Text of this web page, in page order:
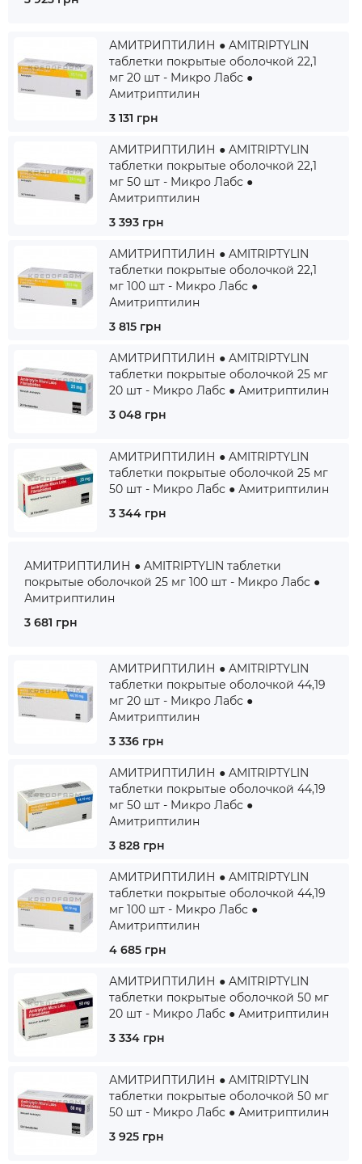
АМИТРИПТИЛИН ● AMITRIPTYLIN
таблетки покрытые оболочкой 22,1
мг 20 шт - Микро Лабс ●
Амитриптилин
3 131 грн
АМИТРИПТИЛИН ● AMITRIPTYLIN
таблетки покрытые оболочкой 22,1
мг 50 шт - Микро Лабс ●
Амитриптилин
3 393 грн
АМИТРИПТИЛИН ● AMITRIPTYLIN
таблетки покрытые оболочкой 22,1
мг 100 шт - Микро Лабс ●
Амитриптилин
3 815 грн
АМИТРИПТИЛИН ● AMITRIPTYLIN
таблетки покрытые оболочкой 25 мг
20 шт - Микро Лабс ● Амитриптилин
3 048 грн
АМИТРИПТИЛИН ● AMITRIPTYLIN
таблетки покрытые оболочкой 25 мг
50 шт - Микро Лабс ● Амитриптилин
3 344 грн
АМИТРИПТИЛИН ● AMITRIPTYLIN таблетки
покрытые оболочкой 25 мг 100 шт - Микро Лабс ●
Амитриптилин
3 681 грн
АМИТРИПТИЛИН ● AMITRIPTYLIN
таблетки покрытые оболочкой 44,19
мг 20 шт - Микро Лабс ●
Амитриптилин
3 336 грн
АМИТРИПТИЛИН ● AMITRIPTYLIN
таблетки покрытые оболочкой 44,19
мг 50 шт - Микро Лабс ●
Амитриптилин
3 828 грн
АМИТРИПТИЛИН ● AMITRIPTYLIN
таблетки покрытые оболочкой 44,19
мг 100 шт - Микро Лабс ●
Амитриптилин
4 685 грн
АМИТРИПТИЛИН ● AMITRIPTYLIN
таблетки покрытые оболочкой 50 мг
20 шт - Микро Лабс ● Амитриптилин
3 334 грн
АМИТРИПТИЛИН ● AMITRIPTYLIN
таблетки покрытые оболочкой 50 мг
50 шт - Микро Лабс ● Амитриптилин
3 925 грн